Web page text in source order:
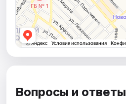
Вопросы и ответы